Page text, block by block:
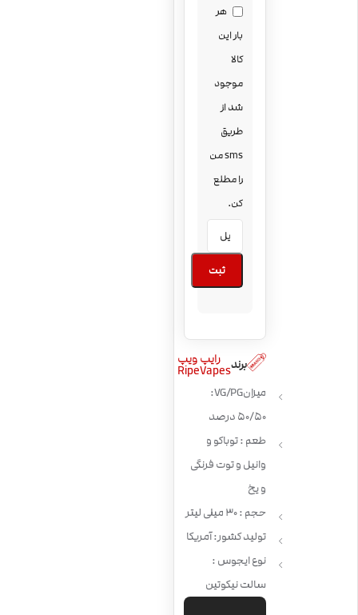
هر
بار این
کالا
موجود
شد از
طریق
sms من
را مطلع
کن.
ثبت
برند رایپ ویپ
RipeVapes
میزان VG/PG:
50/50 درصد
طعم : توباکو و
وانیل و توت فرنگی
و یخ
حجم : 30 میلی لیتر
تولید کشور: آمریکا
نوع ایجوس :
سالت نیکوتین